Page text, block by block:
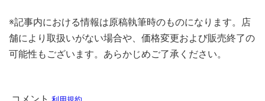
※記事内における情報は原稿執筆時のものになります。店
舗により取扱いがない場合や、価格変更および販売終了の
可能性もございます。あらかじめご了承ください。